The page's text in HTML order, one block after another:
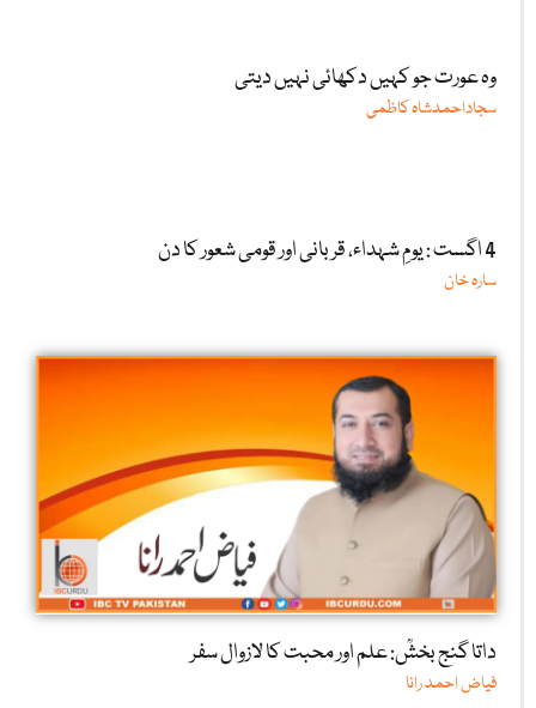
وہ عورت جو کہیں دکھائی نہیں دیتی
سجاداحمدشاہ کاظمی
4 اگست : یومِ شہداء، قربانی اور قومی شعور کا دن
سارہ خان
داتا گنج بخشؒ: علم اور محبت کا لازوال سفر
فیاض احمد رانا